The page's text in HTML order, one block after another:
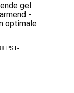
gel
-
optimale
PST-